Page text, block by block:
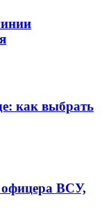
как выбрать
офицера ВСУ,